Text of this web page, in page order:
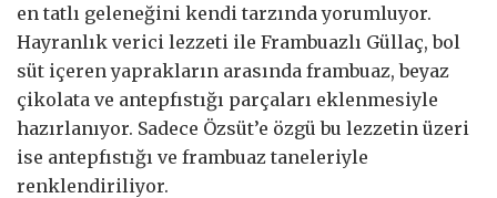
en tatlı geleneğini kendi tarzında yorumluyor.
Hayranlık verici lezzeti ile Frambuazlı Güllaç, bol
süt içeren yaprakların arasında frambuaz, beyaz
çikolata ve antepfıstığı parçaları eklenmesiyle
hazırlanıyor. Sadece Özsüt’e özgü bu lezzetin üzeri
ise antepfıstığı ve frambuaz taneleriyle
renklendiriliyor.